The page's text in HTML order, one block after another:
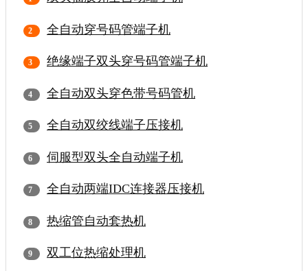
全自动穿号码管端子机
绝缘端子双头穿号码管端子机
全自动双头穿色带号码管机
全自动双绞线端子压接机
伺服型双头全自动端子机
全自动两端IDC连接器压接机
热缩管自动套热机
双工位热缩处理机